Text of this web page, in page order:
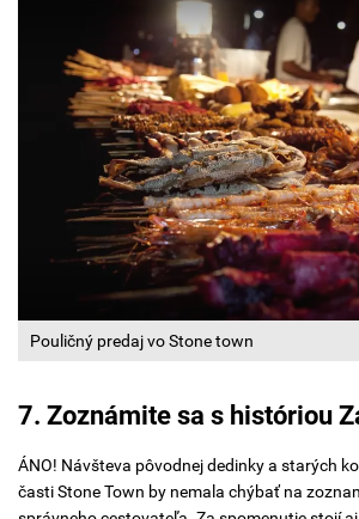
Pouličný predaj vo Stone town
7. Zoznámite sa s históriou
ÁNO! Návšteva pôvodnej dedinky a starých
časti Stone Town by nemala chýbať na